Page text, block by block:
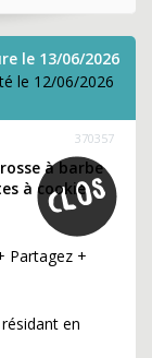
le 13/06/2026
le 12/06/2026
370357
à barbe
à cookie
Partagez +
en